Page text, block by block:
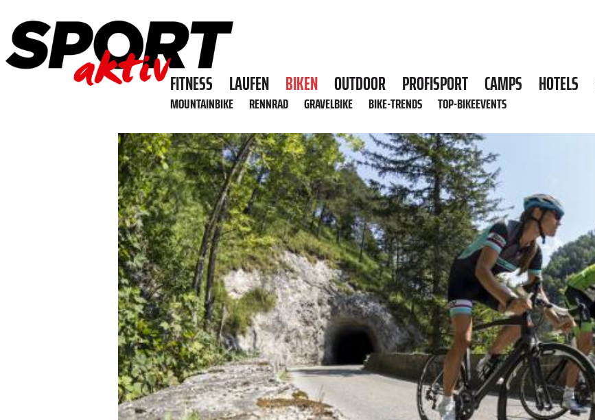
FITNESS LAUFEN BIKEN OUTDOOR PROFISPORT CAMPS HOTELS
MOUNTAINBIKE RENNRAD GRAVELBIKE BIKE-TRENDS TOP-BIKEEVENTS